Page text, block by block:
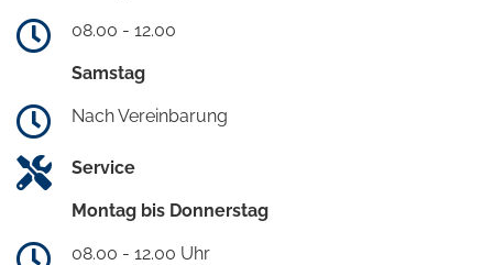
08.00 - 12.00
Samstag
Nach Vereinbarung
Service
Montag bis Donnerstag
08.00 - 12.00 Uhr